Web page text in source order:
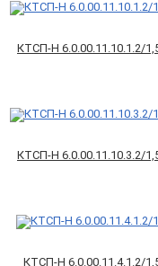
КТСП-Н 6.0.00.11.10.1.2/
КТСП-Н 6.0.00.11.10.3.2/
КТСП-Н 6.0.00.11.4.1.2/